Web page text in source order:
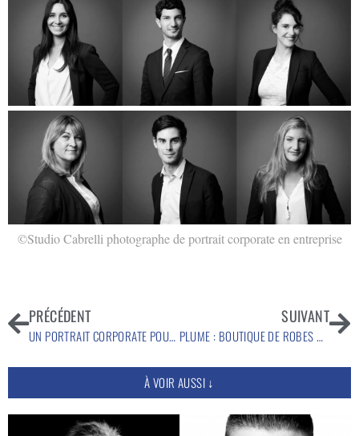
©Studio Cabrelli photographe de portrait corporate en entreprise
PRÉCÉDENT
UN PORTRAIT CORPORATE POUR QUI ET POURQUOI?
SUIVANT
PLUME : BOUTIQUE DE ROBES DE MARIÉES À PARIS
À VOIR AUSSI ↓